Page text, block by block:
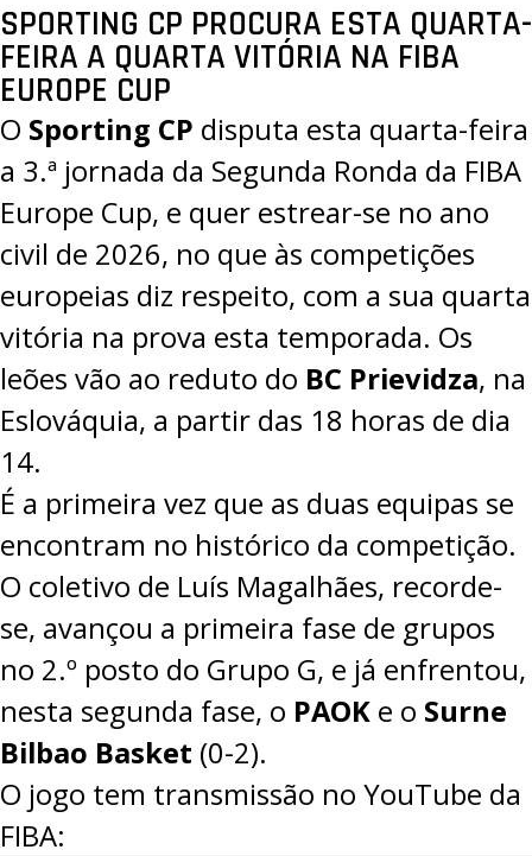
SPORTING CP PROCURA ESTA QUARTA-
FEIRA A QUARTA VITÓRIA NA FIBA
EUROPE CUP
O Sporting CP disputa esta quarta-feira
a 3.ª jornada da Segunda Ronda da FIBA
Europe Cup, e quer estrear-se no ano
civil de 2026, no que às competições
europeias diz respeito, com a sua quarta
vitória na prova esta temporada. Os
leões vão ao reduto do BC Prievidza, na
Eslováquia, a partir das 18 horas de dia
14.
É a primeira vez que as duas equipas se
encontram no histórico da competição.
O coletivo de Luís Magalhães, recorde-
se, avançou a primeira fase de grupos
no 2.º posto do Grupo G, e já enfrentou,
nesta segunda fase, o PAOK e o Surne
Bilbao Basket (0-2).
O jogo tem transmissão no YouTube da
FIBA: